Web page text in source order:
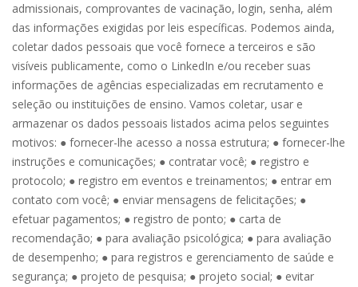
admissionais, comprovantes de vacinação, login, senha, além
das informações exigidas por leis específicas. Podemos ainda,
coletar dados pessoais que você fornece a terceiros e são
visíveis publicamente, como o LinkedIn e/ou receber suas
informações de agências especializadas em recrutamento e
seleção ou instituições de ensino. Vamos coletar, usar e
armazenar os dados pessoais listados acima pelos seguintes
motivos: ● fornecer-lhe acesso a nossa estrutura; ● fornecer-lhe
instruções e comunicações; ● contratar você; ● registro e
protocolo; ● registro em eventos e treinamentos; ● entrar em
contato com você; ● enviar mensagens de felicitações; ●
efetuar pagamentos; ● registro de ponto; ● carta de
recomendação; ● para avaliação psicológica; ● para avaliação
de desempenho; ● para registros e gerenciamento de saúde e
segurança; ● projeto de pesquisa; ● projeto social; ● evitar